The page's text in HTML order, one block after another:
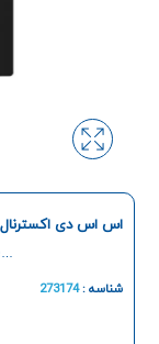
اس اس دی اکسترنال 2 ترابایت لکسار مدل SL500
شناسه :273174